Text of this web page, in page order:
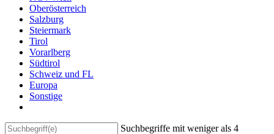
Oberösterreich
Salzburg
Steiermark
Tirol
Vorarlberg
Südtirol
Schweiz und FL
Europa
Sonstige
Suchbegriffe mit weniger als 4